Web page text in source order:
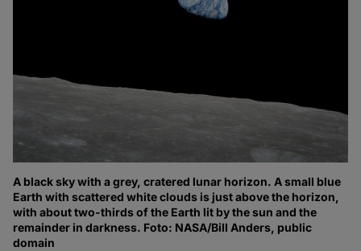
A black sky with a grey, cratered lunar horizon. A small blue
Earth with scattered white clouds is just above the horizon,
with about two-thirds of the Earth lit by the sun and the
remainder in darkness. Foto: NASA/Bill Anders, public
domain